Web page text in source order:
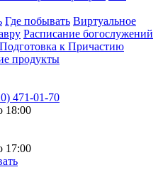
Где побывать Виртуальное
Расписание богослужений
Подготовка к Причастию
продукты
471-01-70
18:00
17:00